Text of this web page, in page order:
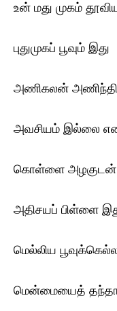
உன் மது முகம்
புதுமுகப் பூவும் இது
அணிகலன்
அவசியம் இல்லை
கொள்ளை அழகுடன்
அதிசயப் பிள்ளை
மெல்லிய
மென்மையைத்